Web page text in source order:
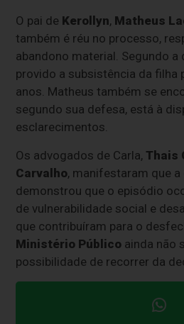
O pai de Kerollyn, Matheus
também é réu no processo,
abandono material. Segundo a
provido a subsistência da filha
anos. Matheus também se
segundo sua defesa, está à
esclarecimentos.
Os advogados de Carla, Thais
Carvalho, manifestaram que
demonstrou que o episódio
de vulnerabilidade social e
que contribuíram para o
Ministério Público ainda não
possibilidade de recorrer da